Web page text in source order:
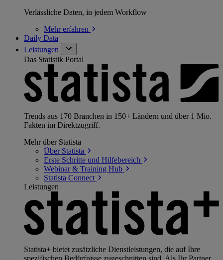
Verlässliche Daten, in jedem Workflow
Mehrerfahren
Daily Data
Leistungen
Das Statistik Portal
Trends aus 170 Branchen in 150+ Ländern und über 1 Mio.
Fakten im Direktzugriff.
Mehr über Statista
Über Statista
Erste Schritte und Hilfebereich
Webinar & Training Hub
Statista Connect
Leistungen
Statista+ bietet zusätzliche Dienstleistungen, die auf Ihre
spezifischen Bedürfnisse zugeschnitten sind. Als Ihr Partner